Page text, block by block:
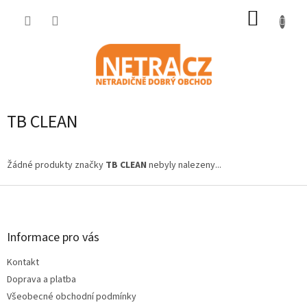
TB CLEAN
Žádné produkty značky TB CLEAN nebyly nalezeny...
Z
Informace pro vás
Kontakt
Doprava a platba
Všeobecné obchodní podmínky